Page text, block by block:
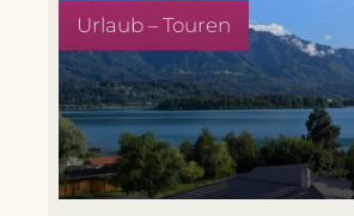
Urlaub – Touren